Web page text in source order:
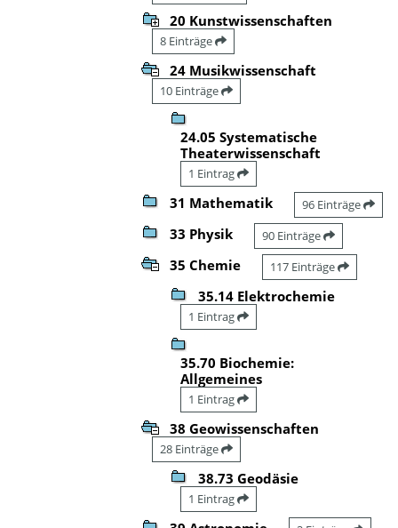
20 Kunstwissenschaften
8 Einträge
24 Musikwissenschaft
10 Einträge
24.05 Systematische
Theaterwissenschaft
1 Eintrag
31 Mathematik 96 Einträge
33 Physik 90 Einträge
35 Chemie 117 Einträge
35.14 Elektrochemie
1 Eintrag
35.70 Biochemie:
Allgemeines
1 Eintrag
38 Geowissenschaften
28 Einträge
38.73 Geodäsie
1 Eintrag